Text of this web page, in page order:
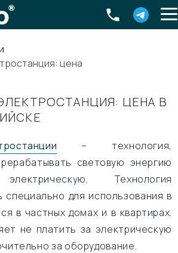
цена
ЦЕНА В
– технология,
световую энергию
Технология
специально для использования в
в частных домах и в квартирах.
не платить за электрическую
за оборудование.
область Екатеринбург ,